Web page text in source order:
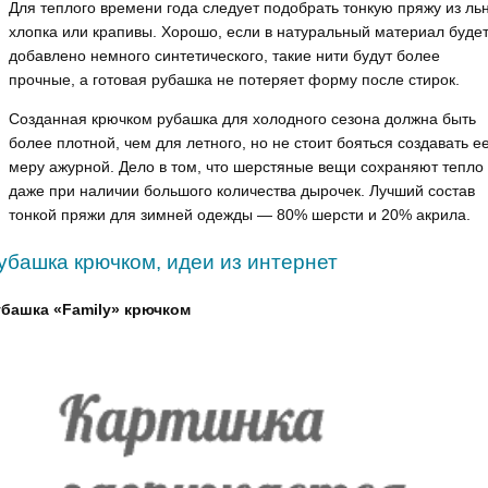
Для теплого времени года следует подобрать тонкую пряжу из
хлопка или крапивы. Хорошо, если в натуральный материал
добавлено немного синтетического, такие нити будут более
прочные, а готовая рубашка не потеряет форму после стирок.
Созданная крючком рубашка для холодного сезона должна быть
более плотной, чем для летного, но не стоит бояться создавать
меру ажурной. Дело в том, что шерстяные вещи сохраняют тепло
даже при наличии большого количества дырочек. Лучший состав
тонкой пряжи для зимней одежды — 80% шерсти и 20% акрила.
крючком, идеи из интернет
«Family» крючком